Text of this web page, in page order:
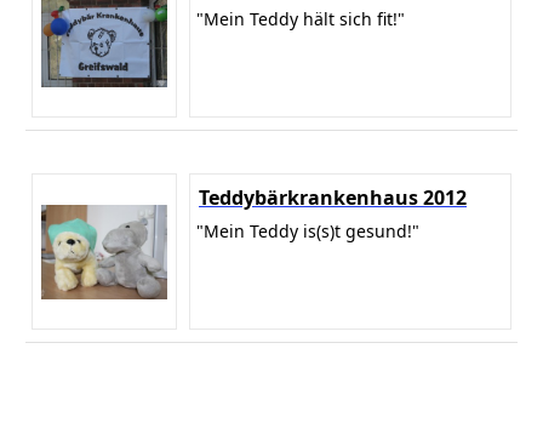
"Mein Teddy hält sich fit!"
Teddybärkrankenhaus 2012
"Mein Teddy is(s)t gesund!"